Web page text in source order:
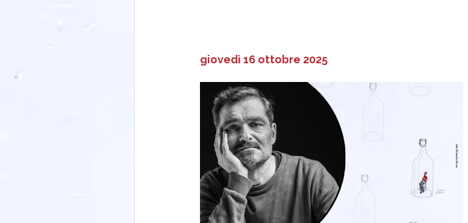
giovedì 16 ottobre 2025